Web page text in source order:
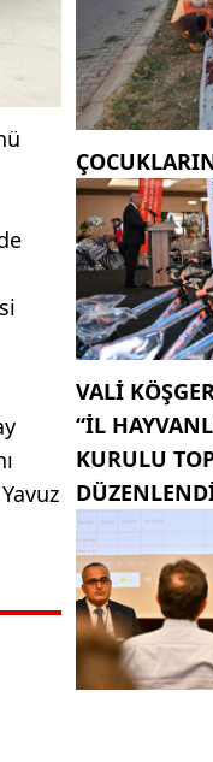
VALI
“İL
KURULU